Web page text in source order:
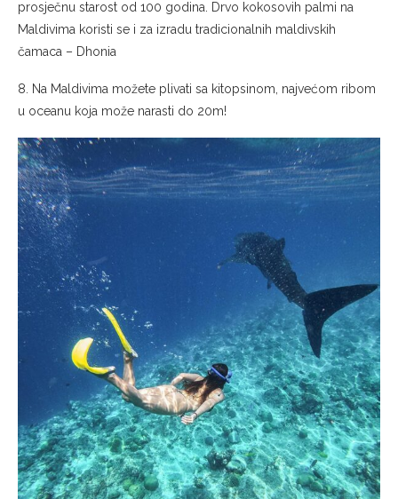
prosječnu starost od 100 godina. Drvo kokosovih palmi na
Maldivima koristi se i za izradu tradicionalnih maldivskih
čamaca – Dhonia
8. Na Maldivima možete plivati sa kitopsinom, najvećom ribom
u oceanu koja može narasti do 20m!